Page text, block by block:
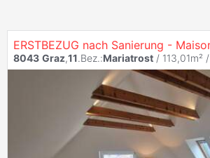
8043 Graz,11.Bez.:Mariatrost / 113,01m² /